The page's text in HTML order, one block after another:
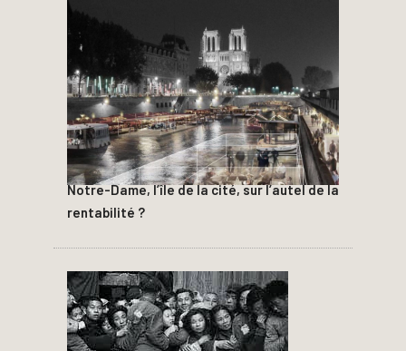
Notre-Dame, l’île de la cité, sur l’autel de la
rentabilité ?